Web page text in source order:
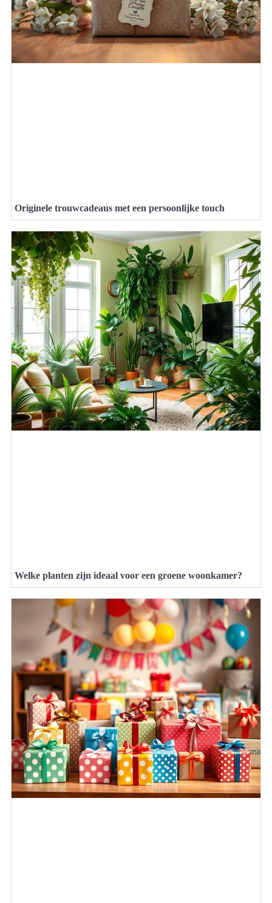
Originele trouwcadeaus met een persoonlijke touch
Welke planten zijn ideaal voor een groene woonkamer?